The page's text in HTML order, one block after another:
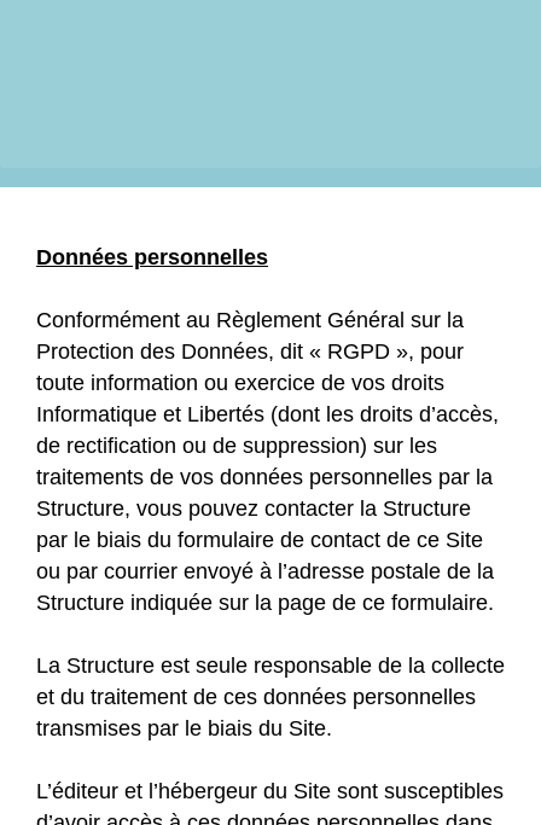
Données personnelles
Conformément au Règlement Général sur la
Protection des Données, dit « RGPD », pour
toute information ou exercice de vos droits
Informatique et Libertés (dont les droits d’accès,
de rectification ou de suppression) sur les
traitements de vos données personnelles par la
Structure, vous pouvez contacter la Structure
par le biais du formulaire de contact de ce Site
ou par courrier envoyé à l’adresse postale de la
Structure indiquée sur la page de ce formulaire.
La Structure est seule responsable de la collecte
et du traitement de ces données personnelles
transmises par le biais du Site.
L’éditeur et l’hébergeur du Site sont susceptibles